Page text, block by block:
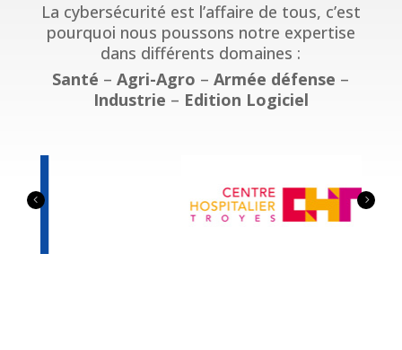
La cybersécurité est l’affaire de tous, c’est
pourquoi nous poussons notre expertise
dans différents domaines :
Santé –Agri-Agro –Armée défense –
Industrie – Edition Logiciel